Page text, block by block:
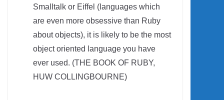
Smalltalk or Eiffel (languages which
are even more obsessive than Ruby
about objects), it is likely to be the most
object oriented language you have
ever used. (THE BOOK OF RUBY,
HUW COLLINGBOURNE)